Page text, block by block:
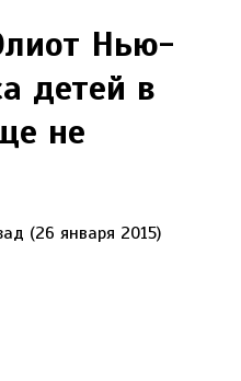
Нью-
детей в
не
(26 января 2015)